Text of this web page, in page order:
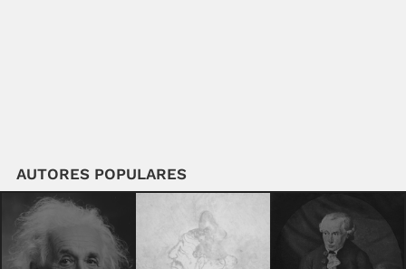
AUTORES POPULARES